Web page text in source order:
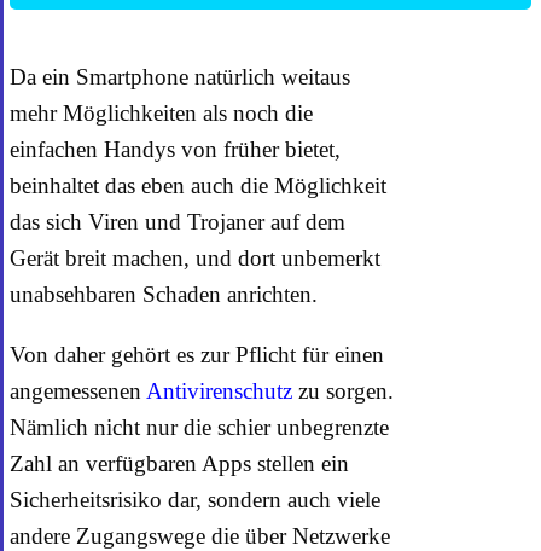
Da ein Smartphone natürlich weitaus
mehr Möglichkeiten als noch die
einfachen Handys von früher bietet,
beinhaltet das eben auch die Möglichkeit
das sich Viren und Trojaner auf dem
Gerät breit machen, und dort unbemerkt
unabsehbaren Schaden anrichten.
Von daher gehört es zur Pflicht für einen
angemessenen Antivirenschutz zu sorgen.
Nämlich nicht nur die schier unbegrenzte
Zahl an verfügbaren Apps stellen ein
Sicherheitsrisiko dar, sondern auch viele
andere Zugangswege die über Netzwerke